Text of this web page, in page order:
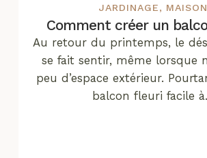
JARDINAGE, MAISON
Comment créer un
Au retour du printemps, le
se fait sentir, même lorsque
peu d’espace extérieur.
balcon fleuri facile